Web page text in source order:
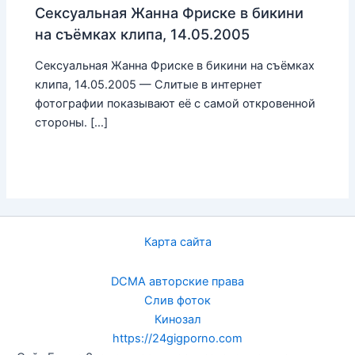
Сексуальная Жанна Фриске в бикини
на съёмках клипа, 14.05.2005
Сексуальная Жанна Фриске в бикини на съёмках
клипа, 14.05.2005 — Слитые в интернет
фотографии показывают её с самой откровенной
стороны. […]
Карта сайта
DCMA авторские права
Слив фоток
Кинозал
https://24gigporno.com